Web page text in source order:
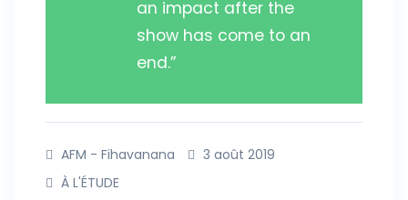
an impact after the
show has come to an
end.”
AFM - Fihavanana
3 août 2019
À L'ÉTUDE